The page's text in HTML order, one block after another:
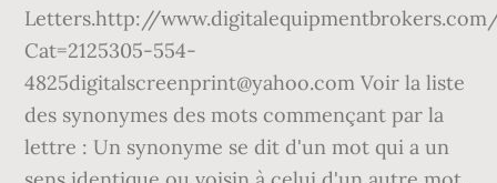
Letters.http://www.digitalequipmentbrokers.com/
Cat=2125305-554-
4825digitalscreenprint@yahoo.com Voir la liste
des synonymes des mots commençant par la
lettre : Un synonyme se dit d'un mot qui a un